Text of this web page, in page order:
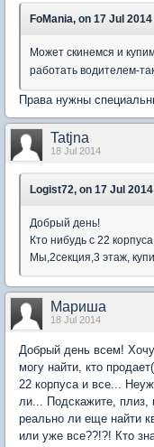
FoMania, on 17 Jul
Может скинемся и
работать водителем-
Права нужны
Tatjna
18 Jul 2014
Logist72, on 17 Jul
Добрый день!
Кто нибудь с 22
Мы,2секция,3 этаж,
Мариша
18 Jul 2014
Добрый день всем! Хочу
могу найти, кто
22 корпуса и все...
ли... Подскажите, плиз,
реально ли еще найти
или уже все??!?! Кто